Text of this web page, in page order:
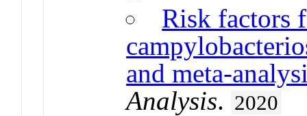
Risk factors
and meta-
Analysis. 2020